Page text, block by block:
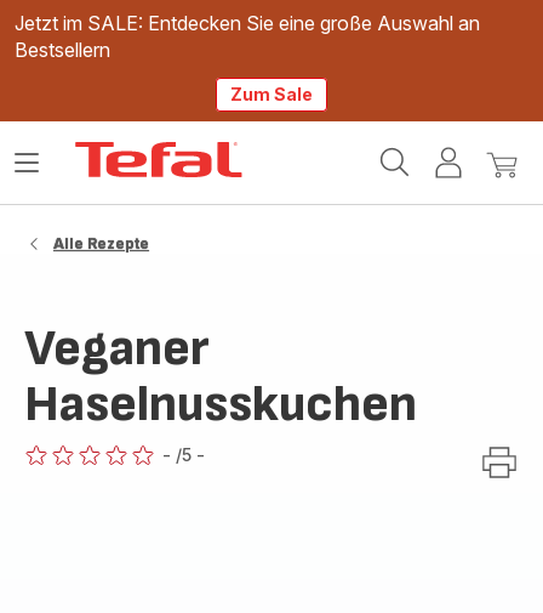
Jetzt im SALE: Entdecken Sie eine große Auswahl an
Bestsellern
Zum Sale
Mein
Mein
Das
Alle Rezepte
Veganer
Haselnusskuchen
- /5 -